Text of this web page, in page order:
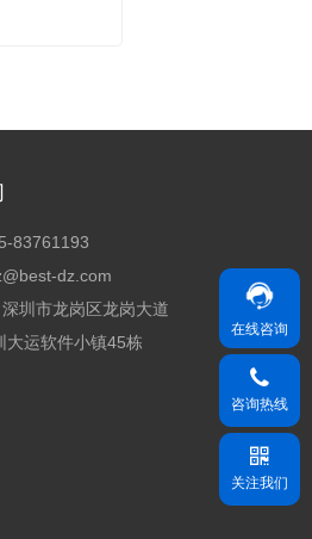
83761193
dz.com
深圳市龙岗区龙岗大道
大运软件小镇45栋
在线咨询
咨询热线
关注我们